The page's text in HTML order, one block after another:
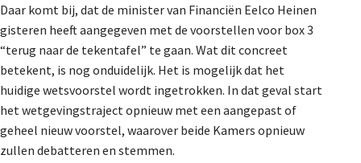
Daar komt bij, dat de minister van Financiën Eelco Heinen
gisteren heeft aangegeven met de voorstellen voor box 3
“terug naar de tekentafel” te gaan. Wat dit concreet
betekent, is nog onduidelijk. Het is mogelijk dat het
huidige wetsvoorstel wordt ingetrokken. In dat geval start
het wetgevingstraject opnieuw met een aangepast of
geheel nieuw voorstel, waarover beide Kamers opnieuw
zullen debatteren en stemmen.